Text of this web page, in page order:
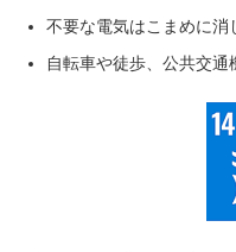
不要な電気はこまめに消
自転車や徒歩、公共交通